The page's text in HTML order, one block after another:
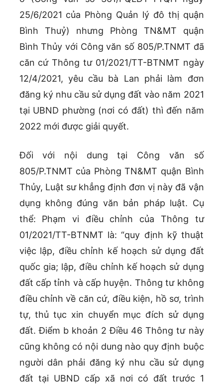
25/6/2021 của Phòng Quản lý đô thị quận
Bình Thuỷ) nhưng Phòng TN&MT quận
Bình Thủy với Công văn số 805/P.TNMT đã
căn cứ Thông tư 01/2021/TT-BTNMT ngày
12/4/2021, yêu cầu bà Lan phải làm đơn
đăng ký nhu cầu sử dụng đất vào năm 2021
tại UBND phường (nơi có đất) thì đến năm
2022 mới được giải quyết.
Đối với nội dung tại Công văn số
805/P.TNMT của Phòng TN&MT quận Bình
Thủy, Luật sư khẳng định đơn vị này đã vận
dụng không đúng văn bản pháp luật. Cụ
thể: Phạm vi điều chỉnh của Thông tư
01/2021/TT-BTNMT là: “quy định kỹ thuật
việc lập, điều chỉnh kế hoạch sử dụng đất
quốc gia; lập, điều chỉnh kế hoạch sử dụng
đất cấp tỉnh và cấp huyện. Thông tư không
điều chỉnh về căn cứ, điều kiện, hồ sơ, trình
tự, thủ tục xin chuyển mục đích sử dụng
đất. Điểm b khoản 2 Điều 46 Thông tư này
cũng không có nội dung nào quy định buộc
người dân phải đăng ký nhu cầu sử dụng
đất tại UBND cấp xã nơi có đất trước 1